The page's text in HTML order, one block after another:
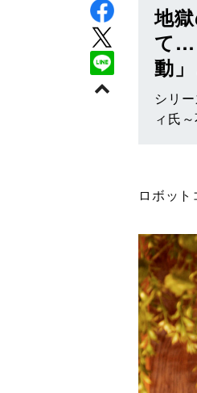
地
て…
動
シリ
ィ氏
ロボッ